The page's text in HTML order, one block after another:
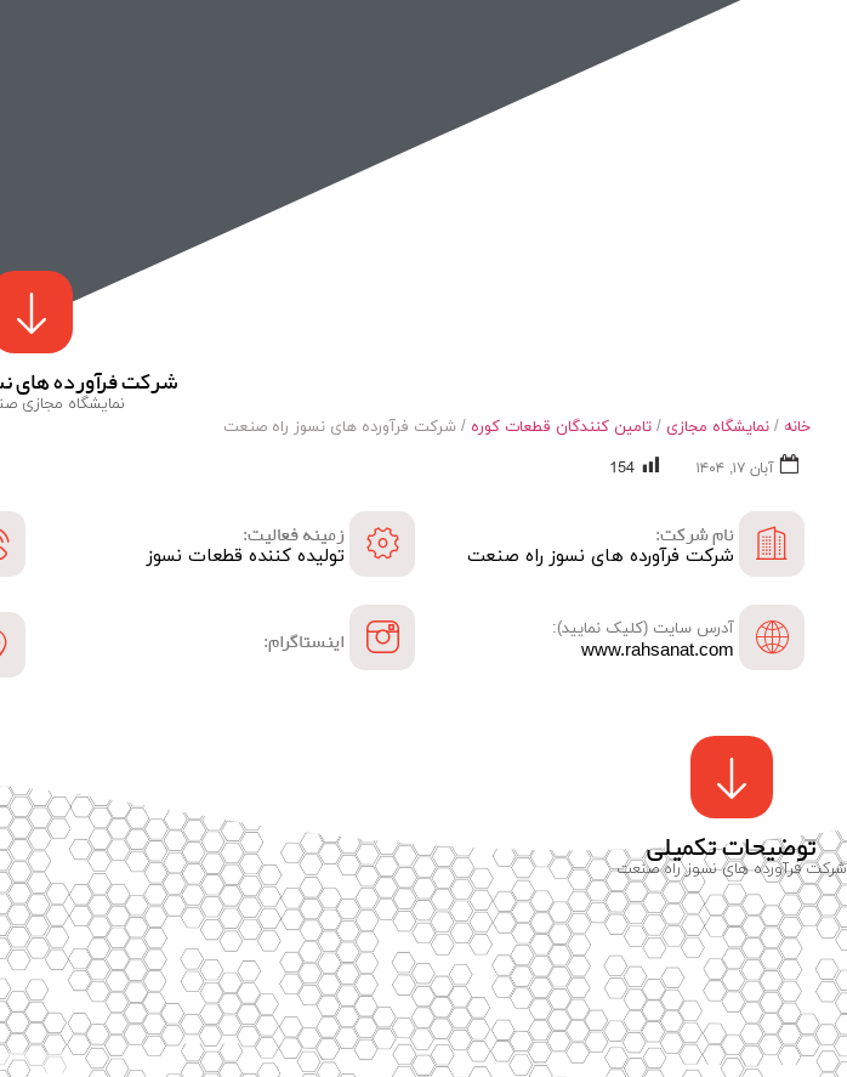
شرکت فرآورده های
نمایشگاه مجازی
خانه / نمایشگاه مجازی / تامین کنندگان قطعات کوره / شرکت فرآورده های نسوز راه صنعت
آبان ۱۷, ۱۴۰۴ 154
نام شرکت:
شرکت فرآورده های نسوز راه صنعت
زمینه فعالیت:
تولیده کننده قطعات نسوز
آدرس سایت (کلیک نمایید):
www.rahsanat.com اینستاگرام:
توضیحات تکمیلی
شرکت فرآورده های نسوز راه صنعت